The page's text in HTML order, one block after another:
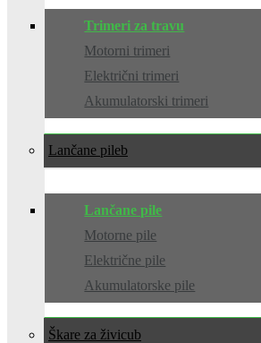
Trimeri za travu
Motorni trimeri
Električni trimeri
Akumulatorski trimeri
Lančane pile
Lančane pile
Motorne pile
Električne pile
Akumulatorske pile
Škare za živicu